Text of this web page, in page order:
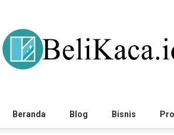
Beranda Blog Bisnis